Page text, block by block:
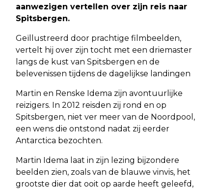
aanwezigen vertellen over zijn reis naar
Spitsbergen.
Geïllustreerd door prachtige filmbeelden,
vertelt hij over zijn tocht met een driemaster
langs de kust van Spitsbergen en de
belevenissen tijdens de dagelijkse landingen
Martin en Renske Idema zijn avontuurlijke
reizigers. In 2012 reisden zij rond en op
Spitsbergen, niet ver meer van de Noordpool,
een wens die ontstond nadat zij eerder
Antarctica bezochten.
Martin Idema laat in zijn lezing bijzondere
beelden zien, zoals van de blauwe vinvis, het
grootste dier dat ooit op aarde heeft geleefd,